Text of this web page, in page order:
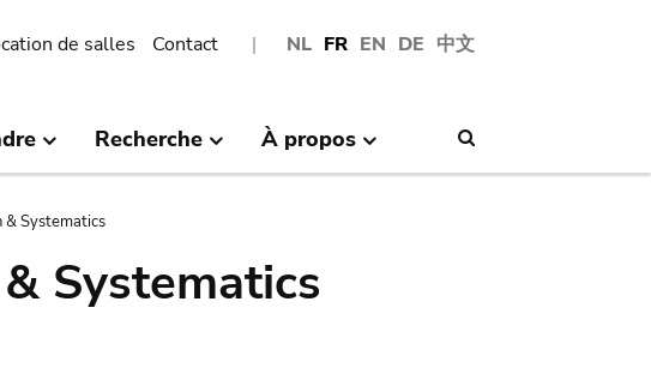
NL FR EN DE 中文
de salles Contact
Recherche À propos
& Systematics
Systematics